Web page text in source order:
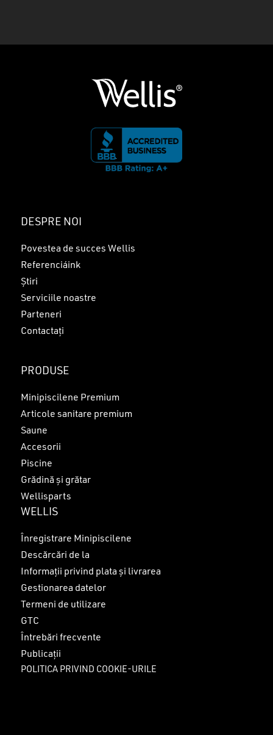
DESPRE NOI
Povestea de succes Wellis
Referenciáink
Știri
Serviciile noastre
Parteneri
Contactați
PRODUSE
Minipiscilene Premium
Articole sanitare premium
Saune
Accesorii
Piscine
Grădină și grătar
Wellisparts
WELLIS
Înregistrare Minipiscilene
Descărcări de la
Informații privind plata și livrarea
Gestionarea datelor
Termeni de utilizare
GTC
Întrebări frecvente
Publicații
POLITICA PRIVIND COOKIE-URILE